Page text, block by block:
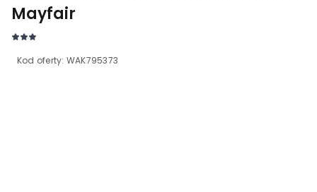
Mayfair
Kod oferty: WAK795373